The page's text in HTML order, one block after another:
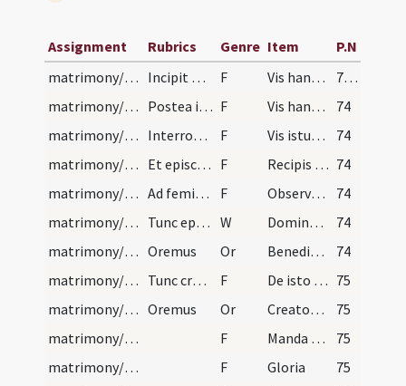
Assignment Rubrics Genre Item
P.N
matrimony/legal texts/1
Incipit ordo sponsaliorum. Cum venerit sponsus et… F Vis hanc feminam dare huic ad uxorem? Volo.
73 (34v)
matrimony/legal texts/2
Postea interroget sponsum: F Vis hanc accipere in uxorem? Volo.
74
matrimony/legal texts/3
Interroget feminam: F Vis istum hominem accipere ad maritum? Volo.
74
matrimony/legal texts/4
Et episcopus interroget sponsum: F Recipis eam in tua fide? Etiam. 74
matrimony/legal texts/5
Ad feminam: F Observabis eum in tua fide? Etiam.
74
matrimony/ring/1
Tunc episcopus faciat anulum tenere ante se et di… W Dominus vobiscum
74
matrimony/ring/1 Oremus Or Benedic Domine anulum hunc quem nos in tuo nomine ... in longitudine dierum.
74
matrimony/ring/8
Tunc cruce facta et aspersa aqua benedicta super… F De isto anulo te sponso in nomine Patris 75
matrimony/ring/2 Oremus Or Creator et conservator humani generis ... proficiat ad salutem qui eum portaverit.
75
matrimony/ring/7
F Manda Deus virtutem tuam
75
matrimony/ring/6
F Gloria
75